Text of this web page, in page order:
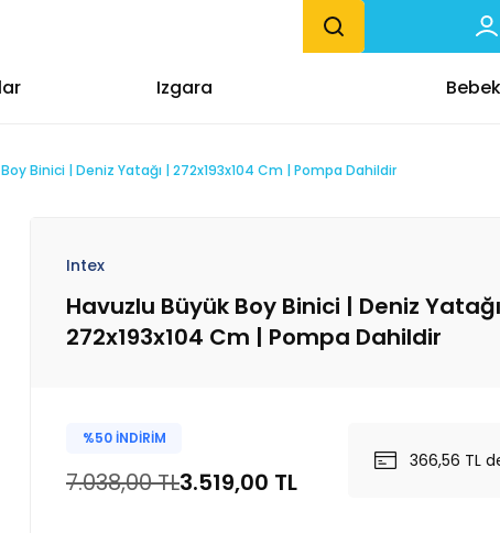
Izgara
Binici | Deniz Yatağı | 272x193x104 Cm | Pompa Dahildir
Intex
Havuzlu Büyük Boy Binici | Deniz
272x193x104 Cm | Pompa Dahildir
%50 İNDİRİM
7.038,00 TL3.519,00 TL
366,56 TL